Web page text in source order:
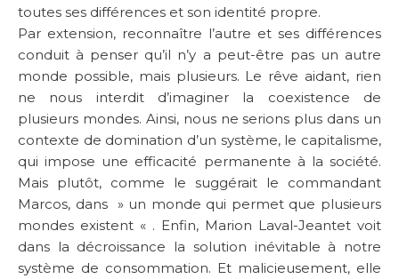
toutes ses différences et son identité propre.
Par extension, reconnaître l’autre et ses différences
conduit à penser qu’il n’y a peut-être pas un autre
monde possible, mais plusieurs. Le rêve aidant, rien
ne nous interdit d’imaginer la coexistence de
plusieurs mondes. Ainsi, nous ne serions plus dans un
contexte de domination d’un système, le capitalisme,
qui impose une efficacité permanente à la société.
Mais plutôt, comme le suggérait le commandant
Marcos, dans » un monde qui permet que plusieurs
mondes existent « . Enfin, Marion Laval-Jeantet voit
dans la décroissance la solution inévitable à notre
système de consommation. Et malicieusement, elle